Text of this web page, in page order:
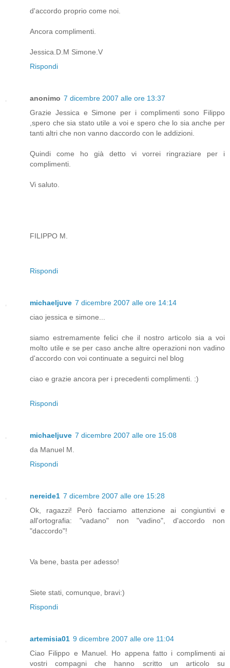
d'accordo proprio come noi.
Ancora complimenti.
Jessica.D.M Simone.V
Rispondi
anonimo 7 dicembre 2007 alle ore 13:37
Grazie Jessica e Simone per i complimenti sono Filippo
,spero che sia stato utile a voi e spero che lo sia anche per
tanti altri che non vanno daccordo con le addizioni.
Quindi come ho già detto vi vorrei ringraziare per i
complimenti.
Vi saluto.
FILIPPO M.
Rispondi
michaeljuve 7 dicembre 2007 alle ore 14:14
ciao jessica e simone...
siamo estremamente felici che il nostro articolo sia a voi
molto utile e se per caso anche altre operazioni non vadino
d'accordo con voi continuate a seguirci nel blog
ciao e grazie ancora per i precedenti complimenti. :)
Rispondi
michaeljuve 7 dicembre 2007 alle ore 15:08
da Manuel M.
Rispondi
nereide1 7 dicembre 2007 alle ore 15:28
Ok, ragazzi! Però facciamo attenzione ai congiuntivi e
all'ortografia: "vadano" non "vadino", d'accordo non
"daccordo"!
Va bene, basta per adesso!
Siete stati, comunque, bravi:)
Rispondi
artemisia01 9 dicembre 2007 alle ore 11:04
Ciao Filippo e Manuel. Ho appena fatto i complimenti ai
vostri compagni che hanno scritto un articolo su